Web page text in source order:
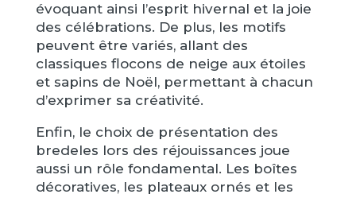
évoquant ainsi l’esprit hivernal et la joie
des célébrations. De plus, les motifs
peuvent être variés, allant des
classiques flocons de neige aux étoiles
et sapins de Noël, permettant à chacun
d’exprimer sa créativité.
Enfin, le choix de présentation des
bredeles lors des réjouissances joue
aussi un rôle fondamental. Les boîtes
décoratives, les plateaux ornés et les